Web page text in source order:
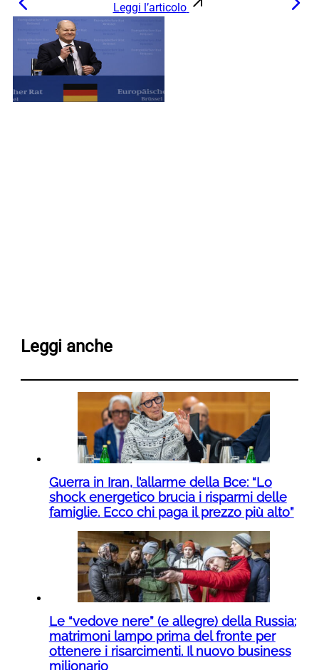
Leggi l’articolo
Leggi anche
Guerra in Iran, l’allarme della Bce: “Lo
shock energetico brucia i risparmi delle
famiglie. Ecco chi paga il prezzo più alto”
Le “vedove nere” (e allegre) della Russia:
matrimoni lampo prima del fronte per
ottenere i risarcimenti. Il nuovo business
milionario